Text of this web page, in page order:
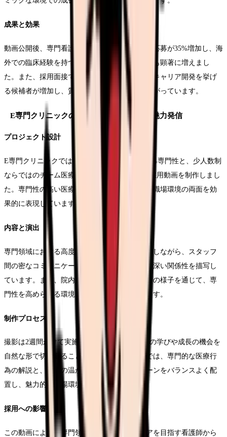
成果と効果
動画公開後、専門看護師を目指す看護師からの応募が35%増加し、海
外での臨床経験を持つ看護師からの問い合わせも顕著に増えまし
た。また、採用面接での志望動機に研究活動やキャリア開発を挙げ
る候補者が増加し、質の高い人材の確保につながっています。
E専門クリニックの事例：特殊専門領域の魅力発信
プロジェクト設計
E専門クリニックでは、特定の診療領域における専門性と、少人数制
ならではのチーム医療の魅力を伝える4分間の採用動画を制作しまし
た。専門性の高い医療技術と、アットホームな職場環境の両面を効
果的に表現しています。
内容と演出
専門領域における高度な看護技術を丁寧に解説しながら、スタッフ
間の密なコミュニケーションや、患者さんとの深い関係性を描写し
ています。また、院内での勉強会や症例検討会の様子を通じて、専
門性を高められる環境を具体的に紹介しています。
制作プロセス
撮影は2週間かけて実施し、日々の業務の中での学びや成長の機会を
自然な形で切り取ることができました。編集では、専門的な医療行
為の解説と、職場の温かい雰囲気が伝わるシーンをバランスよく配
置し、魅力的な職場環境を表現しています。
採用への影響
この動画により、専門領域に特化したキャリアを目指す看護師から